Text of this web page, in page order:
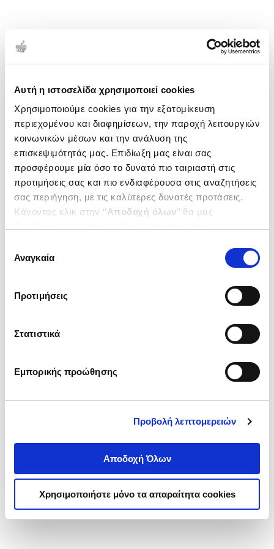
Αυτή η ιστοσελίδα χρησιμοποιεί cookies
Χρησιμοποιούμε cookies για την εξατομίκευση
περιεχομένου και διαφημίσεων, την παροχή λειτουργιών
κοινωνικών μέσων και την ανάλυση της
επισκεψιμότητάς μας. Επιδίωξη μας είναι σας
προσφέρουμε μία όσο το δυνατό πιο ταιριαστή στις
προτιμήσεις σας και πιο ενδιαφέρουσα στις αναζητήσεις
σας περιήγηση, με τις καλύτερες δυνατές προτάσεις.
Κάνοντας κλικ στην ‘’Αποδοχή όλων’’ θα μας
ενδιαφέρουν και να επιλέξετε από τα παρακάτω με την
΄΄και να ενημερωθείτε σχετικά με
συγκατάθεσης
Αναγκαία
Προτιμήσεις
Στατιστικά
Εμπορικής προώθησης
Προβολή λεπτομερειών
Αποδοχή Όλων
Χρησιμοποιήστε μόνο τα απαραίτητα cookies